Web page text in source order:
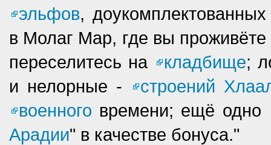
эльфов,
в Молаг Мар, где вы проживёте
переселитесь на
кладбище;
и нелорные -
строений
военного времени; ещё одно
Арадии" в качестве бонуса."